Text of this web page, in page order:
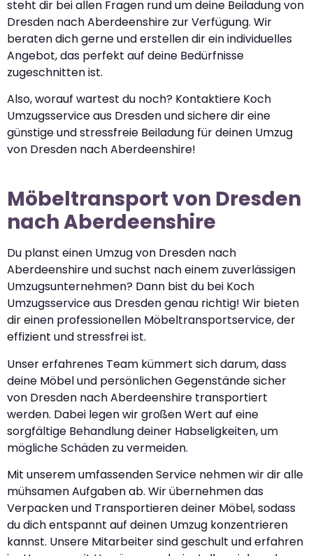
steht dir bei allen Fragen rund um deine Beiladung von
Dresden nach Aberdeenshire zur Verfügung. Wir
beraten dich gerne und erstellen dir ein individuelles
Angebot, das perfekt auf deine Bedürfnisse
zugeschnitten ist.
Also, worauf wartest du noch? Kontaktiere Koch
Umzugsservice aus Dresden und sichere dir eine
günstige und stressfreie Beiladung für deinen Umzug
von Dresden nach Aberdeenshire!
Möbeltransport von Dresden
nach Aberdeenshire
Du planst einen Umzug von Dresden nach
Aberdeenshire und suchst nach einem zuverlässigen
Umzugsunternehmen? Dann bist du bei Koch
Umzugsservice aus Dresden genau richtig! Wir bieten
dir einen professionellen Möbeltransportservice, der
effizient und stressfrei ist.
Unser erfahrenes Team kümmert sich darum, dass
deine Möbel und persönlichen Gegenstände sicher
von Dresden nach Aberdeenshire transportiert
werden. Dabei legen wir großen Wert auf eine
sorgfältige Behandlung deiner Habseligkeiten, um
mögliche Schäden zu vermeiden.
Mit unserem umfassenden Service nehmen wir dir alle
mühsamen Aufgaben ab. Wir übernehmen das
Verpacken und Transportieren deiner Möbel, sodass
du dich entspannt auf deinen Umzug konzentrieren
kannst. Unsere Mitarbeiter sind geschult und erfahren